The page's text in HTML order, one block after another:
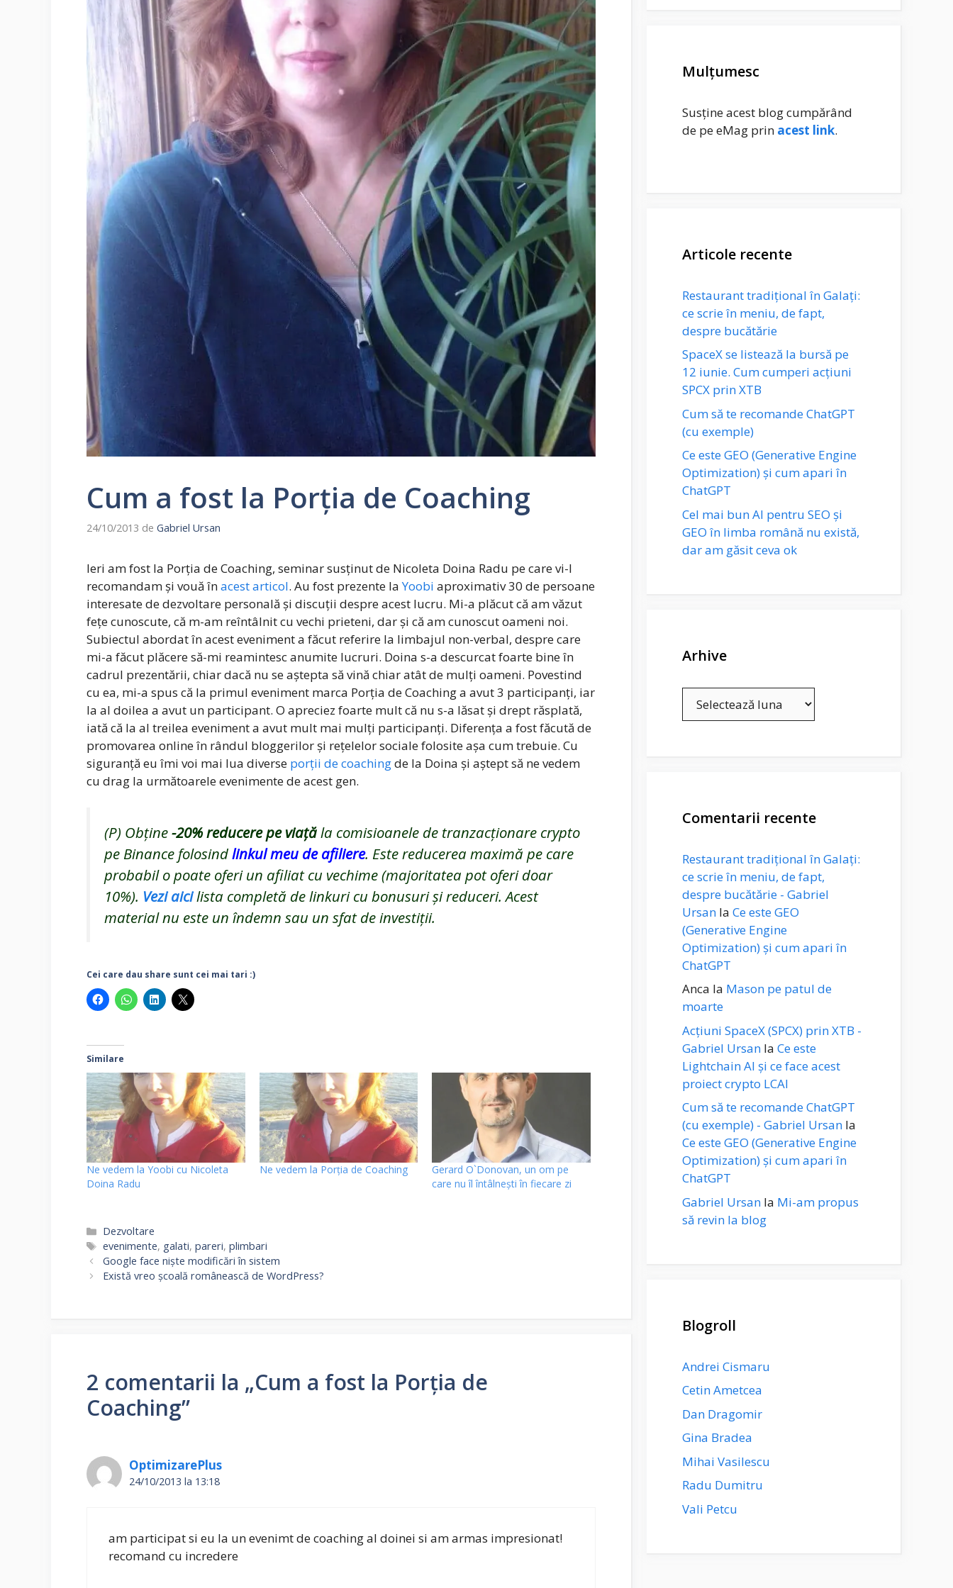
Cum a fost la Porția de Coaching
24/10/2013 de Gabriel Ursan
Ieri am fost la Porția de Coaching, seminar susținut de Nicoleta Doina Radu pe care vi-l
recomandam și vouă înacest articol. Au fost prezente laYoobi aproximativ 30 de persoane
interesate de dezvoltare personală și discuții despre acest lucru. Mi-a plăcut că am văzut
fețe cunoscute, că m-am reîntâlnit cu vechi prieteni, dar și că am cunoscut oameni noi.
Subiectul abordat în acest eveniment a făcut referire la limbajul non-verbal, despre care
mi-a făcut plăcere să-mi reamintesc anumite lucruri. Doina s-a descurcat foarte bine în
cadrul prezentării, chiar dacă nu se aștepta să vină chiar atât de mulți oameni. Povestind
cu ea, mi-a spus că la primul eveniment marca Porția de Coaching a avut 3 participanți, iar
la al doilea a avut un participant. O apreciez foarte mult că nu s-a lăsat și drept răsplată,
iată că la al treilea eveniment a avut mult mai mulți participanți. Diferența a fost făcută de
promovarea online în rândul bloggerilor și rețelelor sociale folosite așa cum trebuie. Cu
siguranță eu îmi voi mai lua diverse porții de coachingde la Doina și aștept să ne vedem
cu drag la următoarele evenimente de acest gen.
(P) Obține-20%reducere pe viațăla comisioanele de tranzacționare crypto
pe Binance folosindlinkul meu de afiliere. Este reducerea maximă pe care
probabil o poate oferi un afiliat cu vechime (majoritatea pot oferi doar
10%). Vezi aicilista completă de linkuri cu bonusuri și reduceri. Acest
material nu este un îndemn sau un sfat de investiții.
Cei care dau share sunt cei mai tari :)
Similare
Ne vedem la Yoobi cu Nicoleta
Doina Radu
Ne vedem la Porția de Coaching
Gerard O`Donovan, un om pe
care nu îl întâlneşti în fiecare zi
Categorii
Dezvoltare
Etichete
evenimente, galati,pareri,plimbari
Google face niște modificări în sistem
Există vreo școală românească de WordPress?
2 comentarii la „Cum a fost la Porția de
Coaching”
OptimizarePlus
24/10/2013 la 13:18
am participat si eu la un evenimt de coaching al doinei si am armas impresionat!
recomand cu incredere
Mulțumesc
Susține acest blog cumpărând
de pe eMag prin acest link.
Articole recente
Restaurant tradițional în Galați:
ce scrie în meniu, de fapt,
despre bucătărie
SpaceX se listează la bursă pe
12 iunie. Cum cumperi acțiuni
SPCX prin XTB
Cum să te recomande ChatGPT
(cu exemple)
Ce este GEO (Generative Engine
Optimization) și cum apari în
ChatGPT
Cel mai bun AI pentru SEO și
GEO în limba română nu există,
dar am găsit ceva ok
Arhive
Comentarii recente
Restaurant tradițional în Galați:
ce scrie în meniu, de fapt,
despre bucătărie - Gabriel
Ursan la Ce este GEO
(Generative Engine
Optimization) și cum apari în
ChatGPT
Anca la Mason pe patul de
moarte
Acțiuni SpaceX (SPCX) prin XTB -
Gabriel Ursan la Ce este
Lightchain AI și ce face acest
proiect crypto LCAI
Cum să te recomande ChatGPT
(cu exemple) - Gabriel Ursan la
Ce este GEO (Generative Engine
Optimization) și cum apari în
ChatGPT
Gabriel Ursan la Mi-am propus
să revin la blog
Blogroll
Andrei Cismaru
Cetin Ametcea
Dan Dragomir
Gina Bradea
Mihai Vasilescu
Radu Dumitru
Vali Petcu